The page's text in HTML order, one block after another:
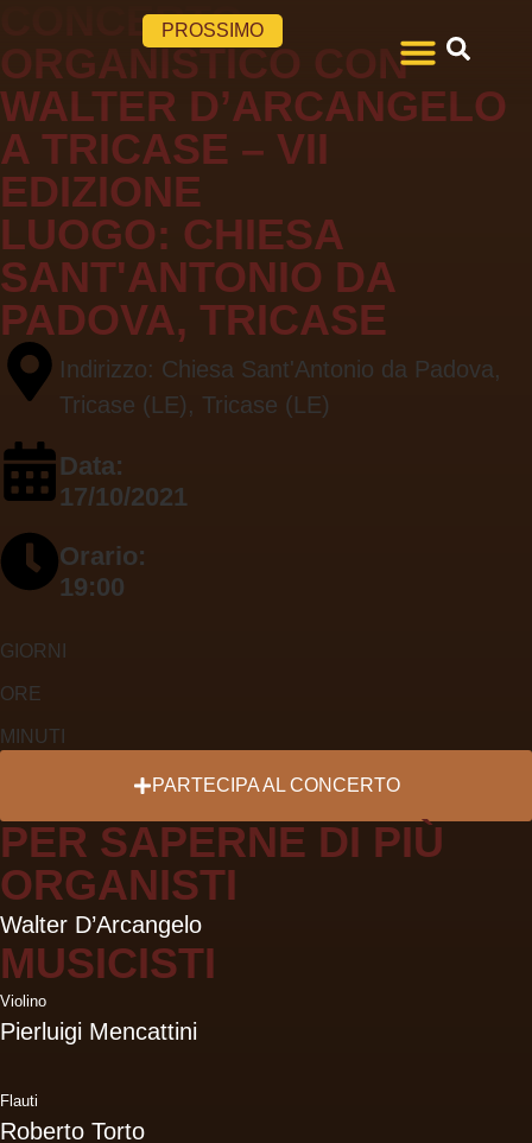
PROSSIMO
CONCERTO
ORGANISTICO CON
WALTER D’ARCANGELO
A TRICASE – VII
EDIZIONE
LUOGO: CHIESA
SANT'ANTONIO DA
PADOVA, TRICASE
Indirizzo: Chiesa Sant'Antonio da Padova,
Tricase (LE), Tricase (LE)
Data:
17/10/2021
Orario:
19:00
GIORNI
ORE
MINUTI
PARTECIPAAL CONCERTO
PER SAPERNE DI PIÙ
ORGANISTI
Walter D’Arcangelo
MUSICISTI
Violino
Pierluigi Mencattini
Flauti
Roberto Torto